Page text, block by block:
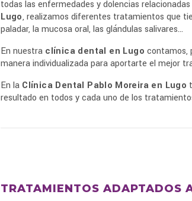
todas las enfermedades y dolencias
Lugo, realizamos diferentes tratamientos que
paladar, la mucosa oral, las glándulas salivares...
En nuestra clínica dental en Lugo contamos,
manera individualizada para aportarte el mejor
En la Clínica Dental Pablo Moreira en Lugo
resultado en todos y cada uno de los
TRATAMIENTOS ADAPTADOS